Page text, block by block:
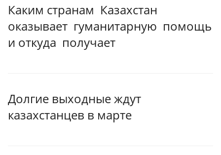
Каким странам Казахстан
оказывает гуманитарную помощь
и откуда получает
Долгие выходные ждут
казахстанцев в марте